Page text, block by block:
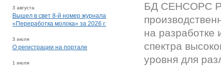
3 августа
Вышел в свет 8-й номер журнала
«Переработка молока» за 2026 г.
3 июля
О регистрации на портале
1 июля
БД СЕНСОРС
на разработке
спектра
уровня для